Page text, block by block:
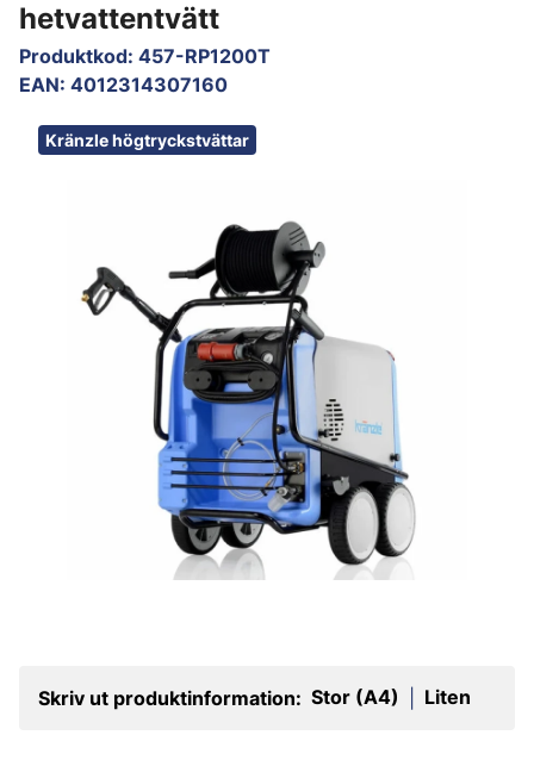
hetvattentvätt
Produktkod: 457-RP1200T
EAN: 4012314307160
Kränzle högtryckstvättar
Hoppa över bilder
Skriv ut produktinformation: Stor (A4) Liten